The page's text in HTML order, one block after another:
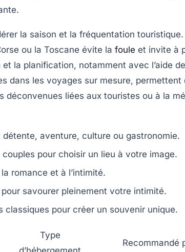
la saison et la fréquentation
ou la Toscane évite la foule et invite à
la planification, notamment avec l’aide de
dans les voyages sur mesure, permettent
déconvenues liées aux touristes ou à la
aventure, culture ou gastronomie.
pour choisir un lieu à votre image.
romance et à l’intimité.
savourer pleinement votre intimité.
classiques pour créer un souvenir unique.
Type
Recommandé